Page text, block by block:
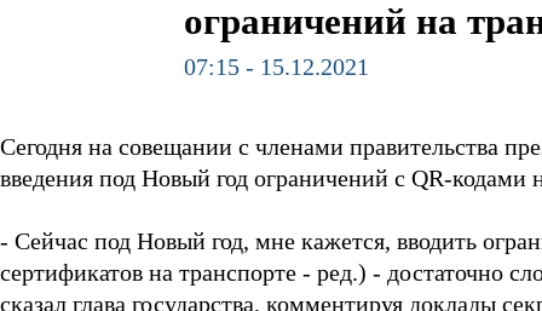
ограничений на
07:15 - 15.12.2021
Сегодня на совещании с членами правительства
введения под Новый год ограничений с QR-кодами
- Сейчас под Новый год, мне кажется, вводить
сертификатов на транспорте - ред.) - достаточно
сказал глава государства, комментируя доклады